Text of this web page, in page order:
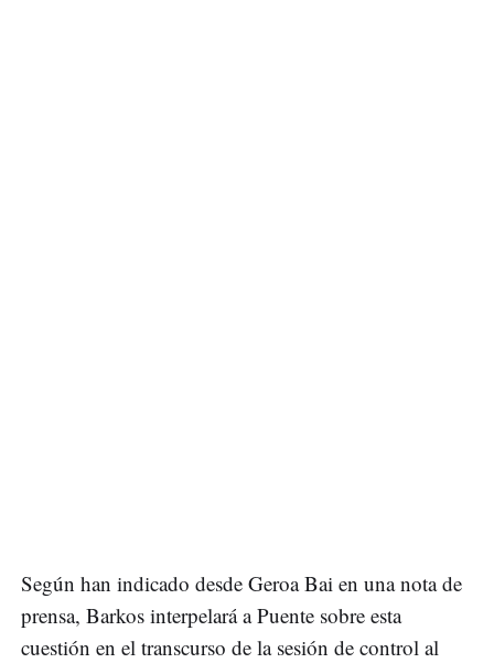
Según han indicado desde Geroa Bai en una nota de
prensa, Barkos interpelará a Puente sobre esta
cuestión en el transcurso de la sesión de control al